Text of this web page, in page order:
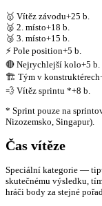
🥇 Vítěz závodu+25 b.
🥈 2. místo+18 b.
🥉 3. místo+15 b.
⚡ Pole position+5 b.
🔴 Nejrychlejší kolo+5 b.
🏗️ Tým v konstruktérech
💨 Vítěz sprintu *+8 b.
* Sprint pouze na
Nizozemsko, Singapur).
Čas vítěze
Speciální kategorie —
skutečnému výsledku,
hráči body za stejné